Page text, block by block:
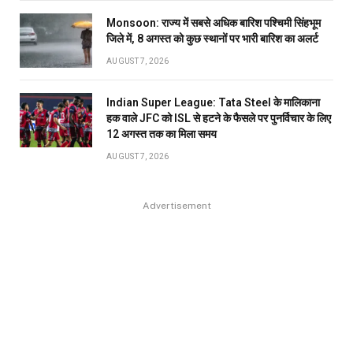
Monsoon: राज्य में सबसे अधिक बारिश पश्चिमी सिंहभूम
जिले में, 8 अगस्त को कुछ स्थानों पर भारी बारिश का अलर्ट
AUGUST 7, 2026
Indian Super League: Tata Steel के मालिकाना
हक वाले JFC को ISL से हटने के फैसले पर पुनर्विचार के लिए
12 अगस्त तक का मिला समय
AUGUST 7, 2026
Advertisement